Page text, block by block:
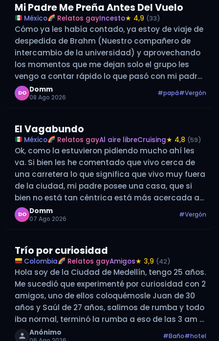
Mi Padre Me Preña Antes Del Vuelo
México Relatos gayIncesto★ 4,9 (33)
Cómo ya les había contado, ya estoy de viaje de
despedida de Brahm (Nuestro compañero de
intercambio de la universidad) y aprovechando
los momentos que me dejan solo el grupo les
vengo a contar rápido lo que pasó con mi padre
antes del viaje. Me desperté temprano para
arreglarme rápido,…
DO Domm
08 Ago 2026
#papá#Vergón
El Vagabundo
México Relatos gayAl aire libreCruising★ 4,8 (59)
Ok, como la estuvieron pidiendo mucho ahí les
va. Si bien les he comentado que vivo cerca de
una carretera lo que significa que vivo muy fuera
de la ciudad, mi padre posee una casa, que si
bien no está tan céntrica está más acercada a
todo y tiene muchas…
DO Domm
07 Ago 2026
#Vergón
Trío por curiosidad
Colombia Relatos gayAmigos★ 3,9 (42)
Hola soy de la Ciudad de Medellín, tengo 25 años.
Me sucedió que experimenté por curiosidad con 2
amigos, uno de ellos coloquémosle Juan de 30
años y Saúl de 27 años, salimos de rumba y todo
iba normal, terminó la rumba a eso de las 3 am y
como…
Anónimo #Baño#hotel